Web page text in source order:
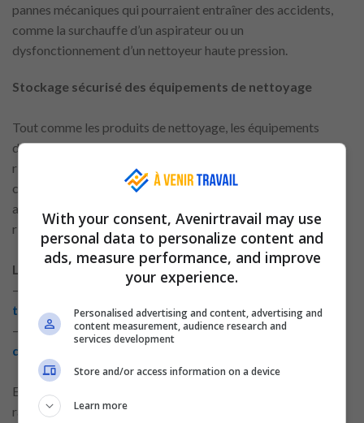
pannes mécaniques qui pourraient entraîner des accidents,
comme la surchauffe d’un aspirateur ou un
dysfonctionnement d’un nettoyeur haute pression.
Stockage sécurisé des équipements de nettoyage
Tout comme les produits de nettoyage, les équipements
doivent également être stockés correctement pour éviter les
risques. Les équipements lourds ou électriques doivent être
conservés dans des endroits secs et protégés de l’humidité,
afin d’éviter des dommages aux parties électriques ou des
risques de corrosion.
Lire d’autres contenus connexes :
–
Développer les compétences nécessaires pour
travailler dans l’hôtellerie
–
Conseils pour maintenir une qualité exceptionnelle
dans le nettoyage
En France, il est recommandé d’utiliser des armoires de
rangement verrouillables pour empêcher l’accès des enfants
With your consent, Avenirtravail may use
personal data to personalize content and
ads, measure performance, and improve
your experience.
Personalised advertising and content, advertising and
content measurement, audience research and
services development
Store and/or access information on a device
Learn more